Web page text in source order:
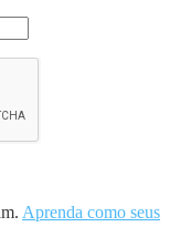
Aprenda como seus